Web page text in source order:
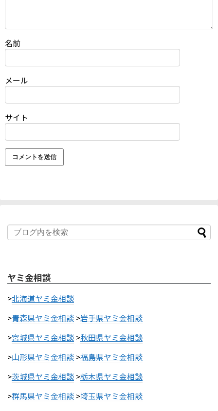
名前
メール
サイト
ヤミ金相談
>北海道ヤミ金相談
>青森県ヤミ金相談 >岩手県ヤミ金相談
>宮城県ヤミ金相談 >秋田県ヤミ金相談
>山形県ヤミ金相談 >福島県ヤミ金相談
>茨城県ヤミ金相談 >栃木県ヤミ金相談
>群馬県ヤミ金相談 >埼玉県ヤミ金相談